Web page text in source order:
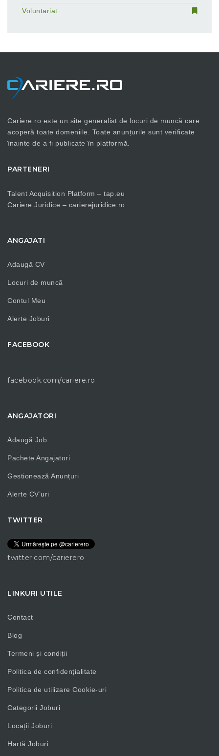
Voluntariat
Cariere.ro este un site generalist de locuri de muncă care
acoperă toate domeniile. Toate anunțurile sunt verificate
înainte de a fi publicate în platformă.
PARTENERI
Talent Acquisition Platform – tap.eu
Cariere Juridice – carierejuridice.ro
ANGAJATI
Adaugă CV
Locuri de muncă
Contul Meu
Alerte Joburi
FACEBOOK
facebook.com/cariere.ro
ANGAJATORI
Adaugă Job
Pachete Angajatori
Gestionează Anunțuri
Alerte CV’uri
TWITTER
twitter.com/carierero
LINKURI UTILE
Contact
Blog
Termeni și condiții
Politica de confidențialitate
Politica de utilizare Cookie-uri
Categorii Joburi
Locații Joburi
Hartă Joburi